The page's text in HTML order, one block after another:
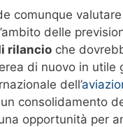
comunque valutare
delle
rilancio che
di nuovo in utile
dell’
consolidamento
opportunità per